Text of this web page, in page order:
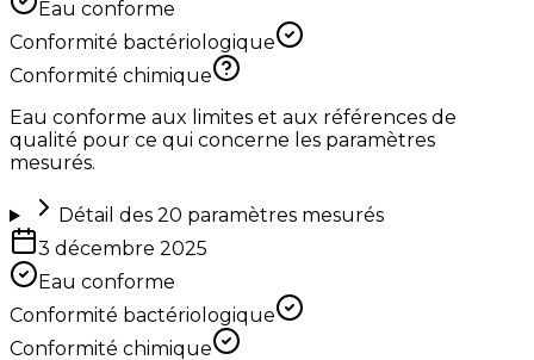
Eau conforme
Conformité bactériologique
Conformité chimique
Eau conforme aux limites et aux références de
qualité pour ce qui concerne les paramètres
mesurés.
Détail des 20 paramètres mesurés
3 décembre 2025
Eau conforme
Conformité bactériologique
Conformité chimique